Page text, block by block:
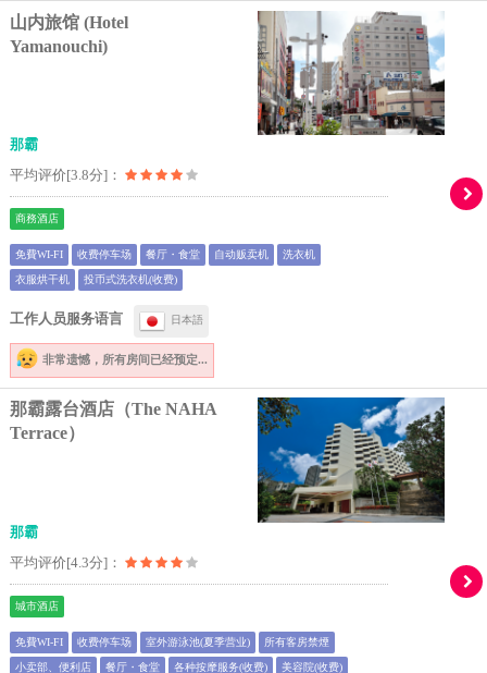
山内旅馆 (Hotel
Yamanouchi)
那霸
平均评价[3.8分]：
商務酒店
免費WI-FI 收费停车场 餐厅・食堂 自动贩卖机 洗衣机
衣服烘干机 投币式洗衣机(收费)
工作人员服务语言 日本語
非常遗憾， 所有房间已经预定...
那霸露台酒店（The NAHA
Terrace）
那霸
平均评价[4.3分]：
城市酒店
免費WI-FI 收费停车场 室外游泳池(夏季营业) 所有客房禁煙
小卖部、便利店 餐厅・食堂 各种按摩服务(收费) 美容院(收费)